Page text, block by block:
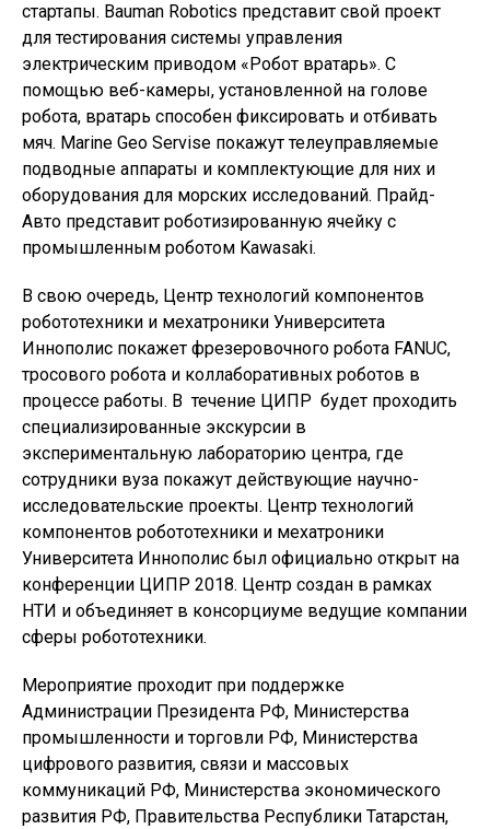
стартапы. Bauman Robotics представит свой проект
для тестирования системы управления
электрическим приводом «Робот вратарь». С
помощью веб-камеры, установленной на голове
робота, вратарь способен фиксировать и отбивать
мяч. Marine Geo Servise покажут телеуправляемые
подводные аппараты и комплектующие для них и
оборудования для морских исследований. Прайд-
Авто представит роботизированную ячейку с
промышленным роботом Kawasaki.
В свою очередь, Центр технологий компонентов
робототехники и мехатроники Университета
Иннополис покажет фрезеровочного робота FANUC,
тросового робота и коллаборативных роботов в
процессе работы. В течение ЦИПР будет проходить
специализированные экскурсии в
экспериментальную лабораторию центра, где
сотрудники вуза покажут действующие научно-
исследовательские проекты. Центр технологий
компонентов робототехники и мехатроники
Университета Иннополис был официально открыт на
конференции ЦИПР 2018. Центр создан в рамках
НТИ и объединяет в консорциуме ведущие компании
сферы робототехники.
Мероприятие проходит при поддержке
Администрации Президента РФ, Министерства
промышленности и торговли РФ, Министерства
цифрового развития, связи и массовых
коммуникаций РФ, Министерства экономического
развития РФ, Правительства Республики Татарстан,